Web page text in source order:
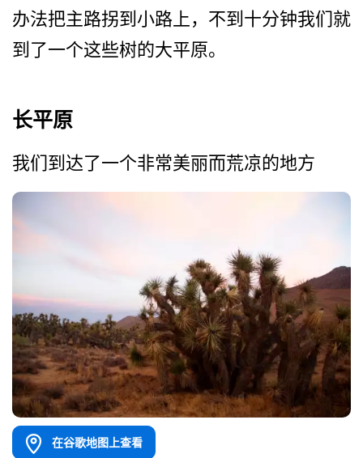
办法把主路拐到小路上，不到十分钟我们­就
到了一个这些树的大平原。
长平原
我们到达了一个非常美丽而荒凉的地方
在谷歌地图上查看